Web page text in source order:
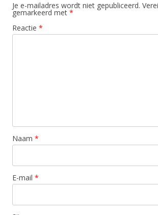
Je e-mailadres wordt niet gepubliceerd.
gemarkeerd met *
Reactie *
Naam *
E-mail *